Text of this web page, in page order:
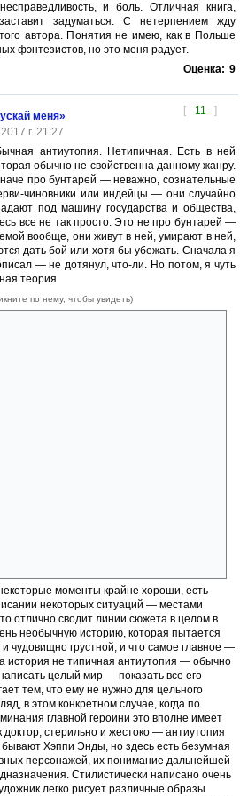
и боль. Отличная книга,
задуматься. С нетерпением жду
автора. Понятия не имею, как в Польше
фэнтезистов, но это меня радует.
Оценка: 9
[ 11 ]
меня»
г. 21:27
антиутопия. Нетипичная. Есть в ней
обычно не свойственна данному жанру.
про бунтарей — неважно, сознательные
чиновники или индейцы — они случайно
под машину государства и общества,
все не так просто. Это не про бунтарей —
вообще, они живут в ней, умирают в ней,
дать бой или хотя бы убежать. Сначала я
— не дотянул, что-ли. Но потом, я чуть
теория
по нему, чтобы увидеть)
моменты крайне хороши, есть
некоторых ситуаций — местами
отлично сводит линии сюжета в целом в
необычную историю, которая пытается
чудовищно грустной, и что самое главное —
история не типичная антиутопия — обычно
целый мир — показать все его
тем, что ему не нужно для цельного
в этом конкретном случае, когда по
главной героини это вполне имеет
доктор, стерильно и жестоко — антиутопия
Хэппи Энды, но здесь есть безумная
персонажей, их понимание дальнейшей
Стилистически написано очень
легко рисует различные образы